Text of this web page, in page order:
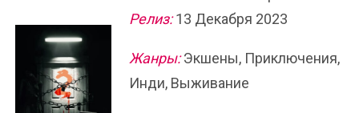
Релиз:13 Декабря 2023
Жанры:Экшены, Приключения,
Инди, Выживание